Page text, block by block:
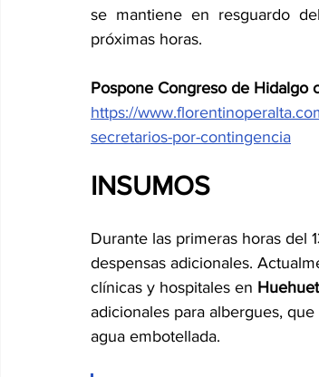
se mantiene en resguardo
próximas horas.
Pospone Congreso de Hidalgo
https://
secretarios-por-contingencia
INSUMOS
Durante las primeras horas del
despensas adicionales.
clínicas y hospitales en
adicionales para albergues,
agua embotellada.